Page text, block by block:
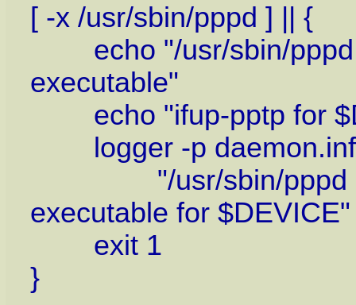
[ -x /usr/sbin/pppd ] || {
echo "/usr/sbin/pppd
executable"
echo "ifup-pptp for
logger -p
"/usr/sbin/pppd
executable for $DEVICE"
exit 1
}